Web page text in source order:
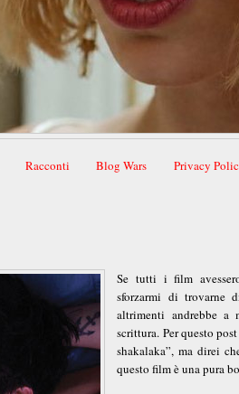
Racconti Blog Wars Privacy
Se tutti i film
sforzarmi di trovarne
altrimenti andrebbe
scrittura. Per questo
shakalaka”, ma direi
questo film è una pura